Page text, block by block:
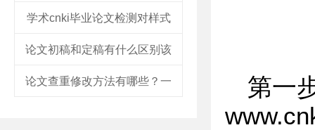
学术cnki毕业论文检测对样式
论文初稿和定稿有什么区别该
论文查重修改方法有哪些？一
第一